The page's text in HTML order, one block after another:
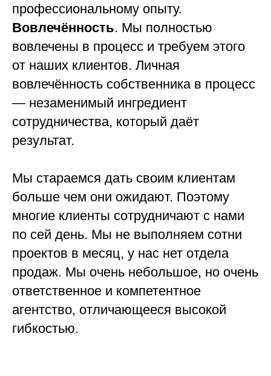
профессиональному опыту.
Вовлечённость. Мы полностью
вовлечены в процесс и требуем этого
от наших клиентов. Личная
вовлечённость собственника в процесс
— незаменимый ингредиент
сотрудничества, который даёт
результат.
Мы стараемся дать своим клиентам
больше чем они ожидают. Поэтому
многие клиенты сотрудничают с нами
по сей день. Мы не выполняем сотни
проектов в месяц, у нас нет отдела
продаж. Мы очень небольшое, но очень
ответственное и компетентное
агентство, отличающееся высокой
гибкостью.